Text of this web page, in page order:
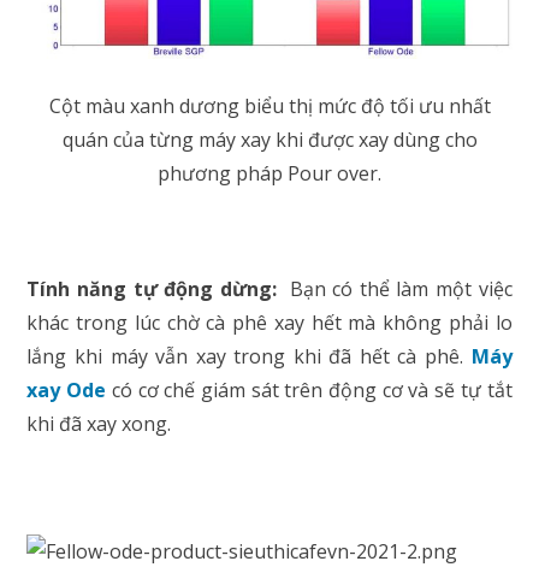
Cột màu xanh dương biểu thị mức độ tối ưu nhất
quán của từng máy xay khi được xay dùng cho
phương pháp Pour over.
Tính năng tự động dừng:Bạn có thể làm một việc
khác trong lúc chờ cà phê xay hết mà không phải lo
lắng khi máy vẫn xay trong khi đã hết cà phê. Máy
xay Ode có cơ chế giám sát trên động cơ và sẽ tự tắt
khi đã xay xong.